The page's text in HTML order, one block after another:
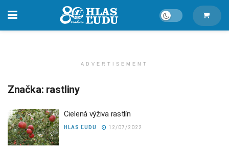
ADVERTISEMENT
Značka: rastliny
Cielená výživa rastlín
HLAS ĽUDU 12/07/2022